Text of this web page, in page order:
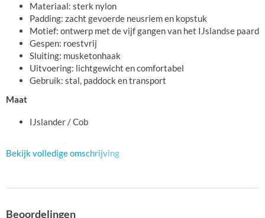
Materiaal: sterk nylon
Padding: zacht gevoerde neusriem en kopstuk
Motief: ontwerp met de vijf gangen van het IJslandse paard
Gespen: roestvrij
Sluiting: musketonhaak
Uitvoering: lichtgewicht en comfortabel
Gebruik: stal, paddock en transport
Maat
IJslander / Cob
Bekijk volledige omschrijving
Beoordelingen